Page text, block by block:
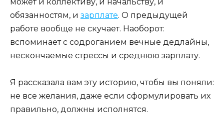
обязанностям, и зарплате. О предыдущей
работе вообще не скучает. Наоборот:
вспоминает с содроганием вечные дедлайны,
нескончаемые стрессы и среднюю зарплату.
Я рассказала вам эту историю, чтобы вы поняли:
не все желания, даже если сформулировать их
правильно, должны исполнятся.